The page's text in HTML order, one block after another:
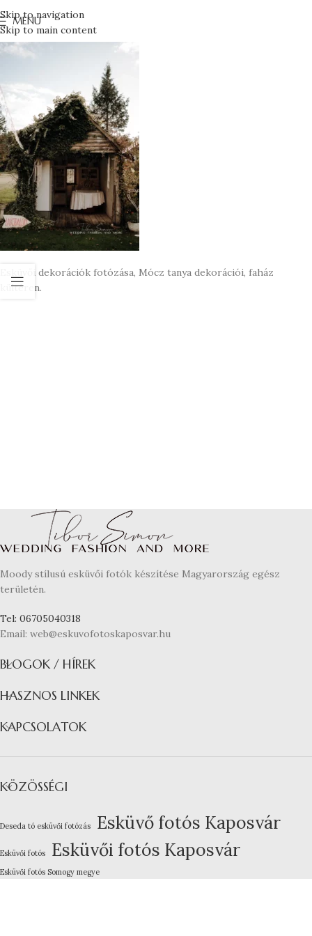
Skip to navigation
Skip to main content
MENU
Esküvői dekorációk fotózása, Mócz tanya dekorációi, faház
kültéren.
Moody stílusú esküvői fotók készítése Magyarország egész
területén.
Tel: 06705040318
Email: web@eskuvofotoskaposvar.hu
BLOGOK / HÍREK
HASZNOS LINKEK
KAPCSOLATOK
KÖZÖSSÉGI
Deseda tó esküvői fotózás Esküvő fotós Kaposvár
Esküvői fotós Esküvői fotós Kaposvár
Esküvői fotós Somogy megye